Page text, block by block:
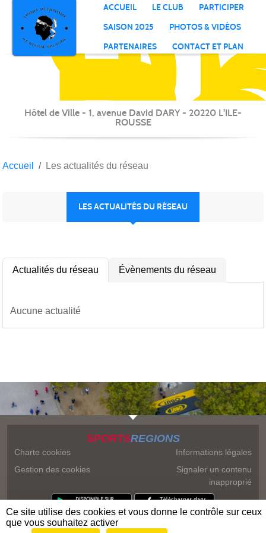
ACCUEIL LE CLUB
PARTICIPER
SAISON 2025
PHOTOS & VIDÉOS
PARTENAIRES
CONTACT ET PLAN
Hôtel de Ville - 1, avenue David DARY - 20220 L'ILE-
ROUSSE
Accueil Les actualités du réseau
LES ACTUALITÉS DU RÉSEAU
Actualités du réseau Évènements du réseau
Aucune actualité
SPORTSREGIONS
Charte cookies
Gestion des cookies
Informations légales
Signaler un contenu
inapproprié
Panneau de gestion des cookies
Ce site utilise des cookies et vous donne le contrôle sur ceux
que vous souhaitez activer